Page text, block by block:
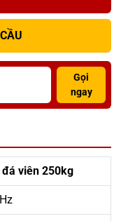
Gọi
ngay
đá viên 250kg